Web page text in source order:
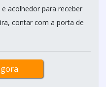
acolhedor para receber
contar com a porta de